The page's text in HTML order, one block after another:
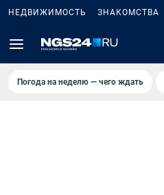
НЕДВИЖИМОСТЬ ЗНАКОМСТВА
Погода на неделю — чего ждать